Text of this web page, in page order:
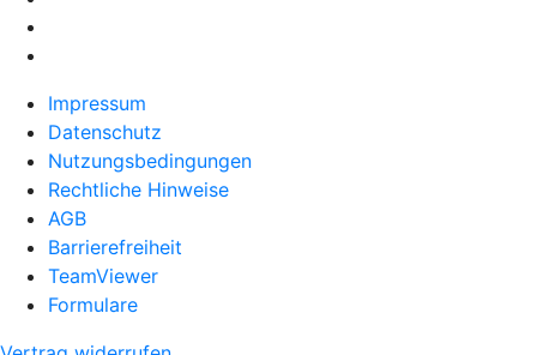
Impressum
Datenschutz
Nutzungsbedingungen
Rechtliche Hinweise
AGB
Barrierefreiheit
TeamViewer
Formulare